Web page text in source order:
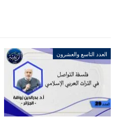
العدد التاسع والعشرون